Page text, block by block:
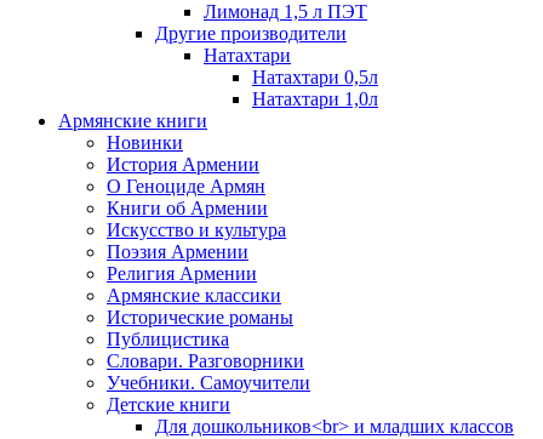
Лимонад 1,5 л ПЭТ
Другие производители
Натахтари
Натахтари 0,5л
Натахтари 1,0л
Армянские книги
Новинки
История Армении
О Геноциде Армян
Книги об Армении
Иcкусство и культура
Поэзия Армении
Религия Армении
Армянские классики
Исторические романы
Публицистика
Словари. Разговорники
Учебники. Самоучители
Детские книги
Для дошкольников<br> и младших классов